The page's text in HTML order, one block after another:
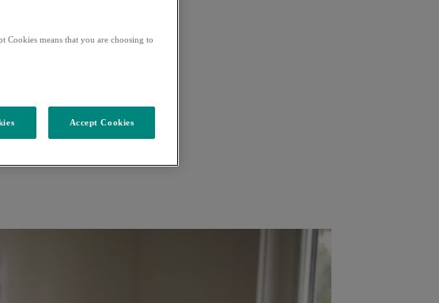
Cookies means that you are choosing to
Accept Cookies